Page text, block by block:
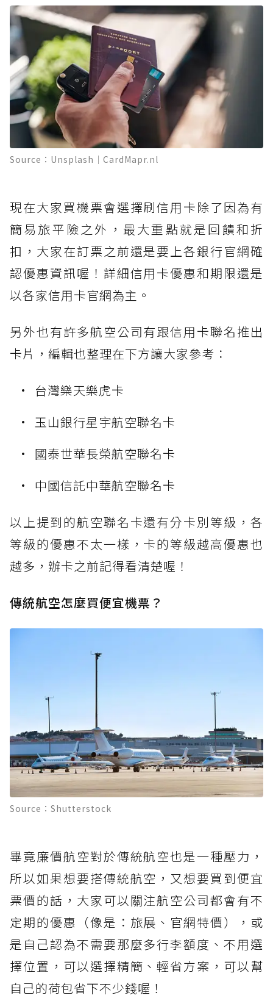
Source：Unsplash｜CardMapr.nl
現在大家買機票會選擇刷信用卡除了因為有
簡易旅平險之外，最大重點就是回饋和折
扣，大家在訂票之前還是要上各銀行官網確
認優惠資訊喔！詳細信用卡優惠和期限還是
以各家信用卡官網為主。
另外也有許多航空公司有跟信用卡聯名推出
卡片，編輯也整理在下方讓大家參考：
台灣樂天樂虎卡
玉山銀行星宇航空聯名卡
國泰世華長榮航空聯名卡
中國信託中華航空聯名卡
以上提到的航空聯名卡還有分卡別等級，各
等級的優惠不太一樣，卡的等級越高優惠也
越多，辦卡之前記得看清楚喔！
傳統航空怎麼買便宜機票？
Source：Shutterstock
畢竟廉價航空對於傳統航空也是一種壓力，
所以如果想要搭傳統航空，又想要買到便宜
票價的話，大家可以關注航空公司都會有不
定期的優惠（像是：旅展、官網特價），或
是自己認為不需要那麼多行李額度、不用選
擇位置，可以選擇精簡、輕省方案，可以幫
自己的荷包省下不少錢喔！